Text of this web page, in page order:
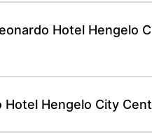
Hotel
Hotel Hengelo City